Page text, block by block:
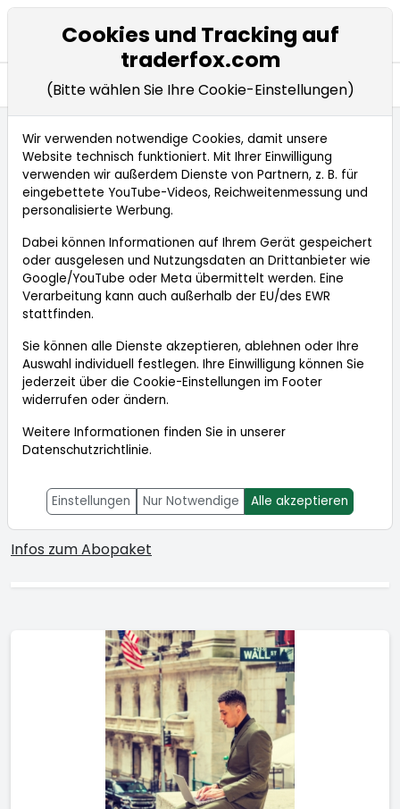
Seitennavigation öffnen
Research aktien Magazin
Startseite
Börsendienste: Unsere journalistischen Produkte
BÖRSENDIENSTE
TraderFox Live-Trading & Trader-
Zeitung
Infos zum Abopaket
Cookies und Tracking auf
traderfox.com
(Bitte wählen Sie Ihre Cookie-Einstellungen)
Wir verwenden notwendige Cookies, damit unsere
Website technisch funktioniert. Mit Ihrer Einwilligung
verwenden wir außerdem Dienste von Partnern, z. B. für
eingebettete YouTube-Videos, Reichweitenmessung und
personalisierte Werbung.
Dabei können Informationen auf Ihrem Gerät gespeichert
oder ausgelesen und Nutzungsdaten an Drittanbieter wie
Google/YouTube oder Meta übermittelt werden. Eine
Verarbeitung kann auch außerhalb der EU/des EWR
stattfinden.
Sie können alle Dienste akzeptieren, ablehnen oder Ihre
Auswahl individuell festlegen. Ihre Einwilligung können Sie
jederzeit über die Cookie-Einstellungen im Footer
widerrufen oder ändern.
Weitere Informationen finden Sie in unserer
Datenschutzrichtlinie.
Einstellungen Nur Notwendige Alle akzeptieren